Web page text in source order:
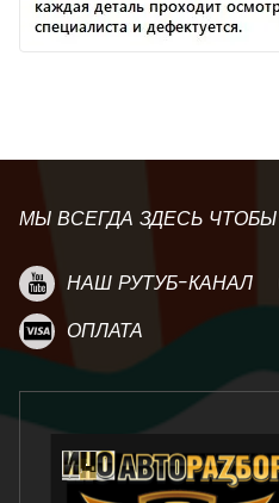
МЫ ВСЕГДА ЗДЕСЬ
НАШ РУТУБ-КАНАЛ
ОПЛАТА